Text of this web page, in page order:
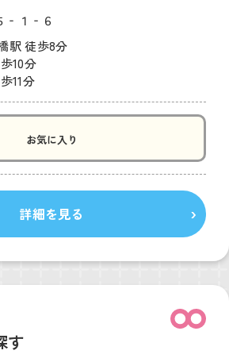
‐１‐６
駅 徒歩8分
10分
11分
お気に入り
詳細を見る
す